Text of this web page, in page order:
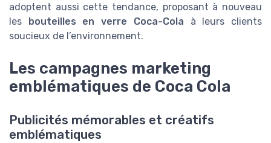
adoptent aussi cette tendance, proposant à nouveau
les bouteilles en verre Coca-Cola à leurs clients
soucieux de l’environnement.
Les campagnes marketing
emblématiques de Coca Cola
Publicités mémorables et créatifs
emblématiques